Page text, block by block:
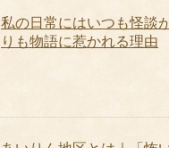
私の日常にはいつも怪談
りも物語に惹かれる理由